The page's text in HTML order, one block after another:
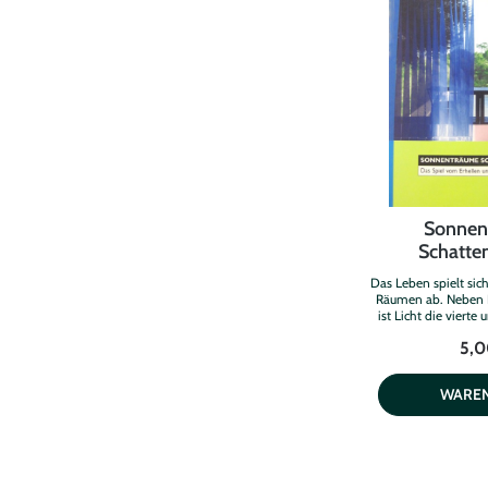
Das Leben spielt
Räumen ab.
ist Licht die vierte
Licht ist eine
ist so fesselnd wie
strahlender
Zwielicht und der